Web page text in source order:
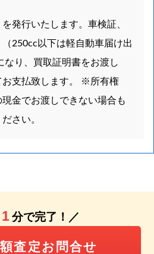
発行いたします。車検証、
250cc以下は軽自動車届け出
なり、買取証明書をお渡し
お支払致します。 ※所有権
金でお渡しできない場合も
さい。
1 分で完了！／
査定お問合せ